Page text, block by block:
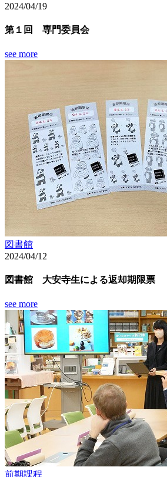
2024/04/19
第１回 専門委員会
see more
図書館
2024/04/12
図書館 大安寺生による返却期限票
see more
前期課程